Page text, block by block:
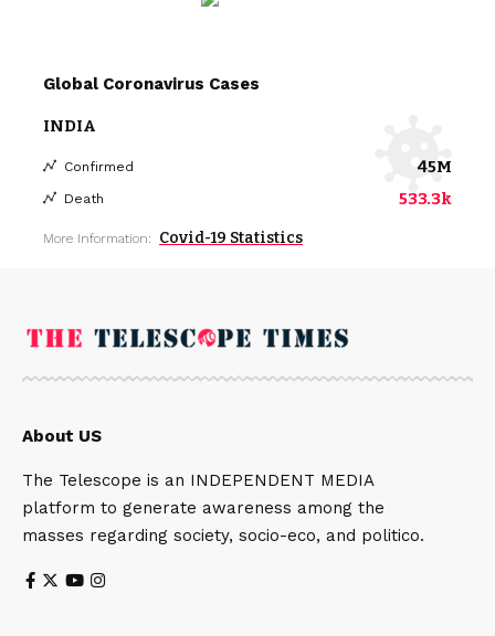
Global Coronavirus Cases
INDIA
Confirmed 45M
Death 533.3k
More Information: Covid-19 Statistics
About US
The Telescope is an INDEPENDENT MEDIA
platform to generate awareness among the
masses regarding society, socio-eco, and politico.